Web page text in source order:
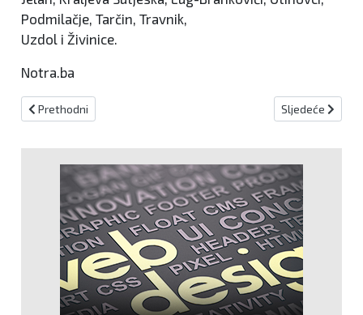
Podmilačje, Tarčin, Travnik,
Uzdol i Živinice.
Notra.ba
Prethodni članak: Blagdan svetog Vilima Verčelskog
Prethodni Sljedeći
Sljedeće